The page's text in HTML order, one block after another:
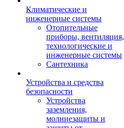
Климатические и
инженерные системы
Отопительные
приборы, вентиляция,
технологические и
инженерные системы
Сантехника
Устройства и средства
безопасности
Устройства
заземления,
молниезащиты и